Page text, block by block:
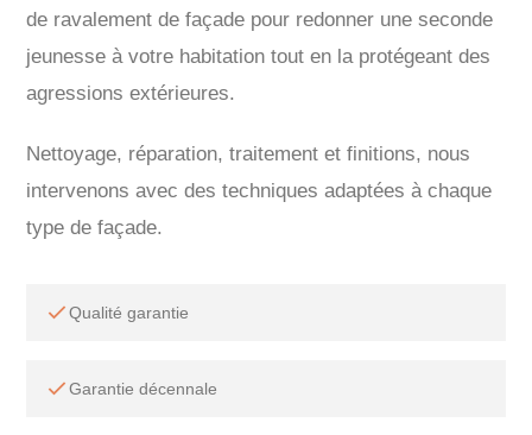
de ravalement de façade pour redonner une seconde
jeunesse à votre habitation tout en la protégeant des
agressions extérieures.
Nettoyage, réparation, traitement et finitions, nous
intervenons avec des techniques adaptées à chaque
type de façade.
Qualité garantie
Garantie décennale